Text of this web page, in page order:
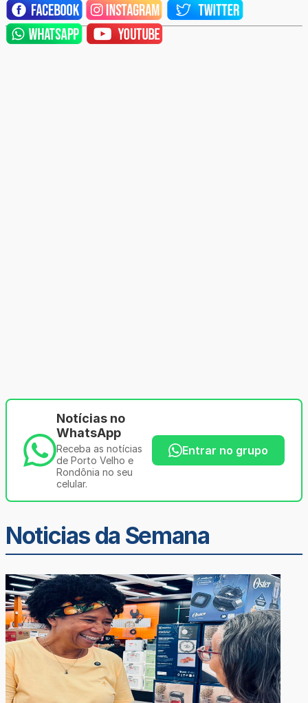
Notícias no
WhatsApp
Receba as notícias
de Porto Velho e
Rondônia no seu
celular.
Entrar no grupo
Noticias da Semana